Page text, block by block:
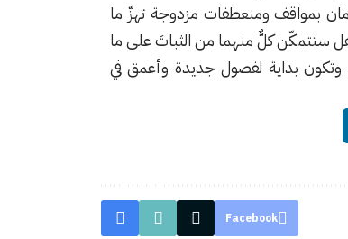
بمواقف ومنعطفات مزدوجة تهزّ ما
ستتمكّن كلٌّ منهما من الثباتَ على ما
وتكون بداية لفصول جديدة وأعمق في
Facebook